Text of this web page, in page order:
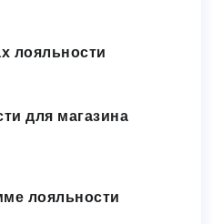
лояльности
для магазина
лояльности